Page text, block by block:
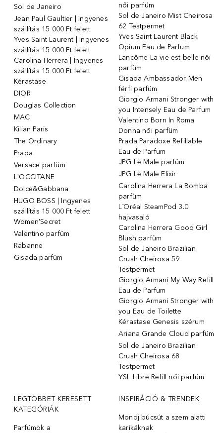
Sol de Janeiro
Jean Paul Gaultier | Ingyenes
szállítás 15 000 Ft felett
Yves Saint Laurent | Ingyenes
szállítás 15 000 Ft felett
Carolina Herrera | Ingyenes
szállítás 15 000 Ft felett
Kérastase
DIOR
Douglas Collection
MAC
Kilian Paris
The Ordinary
Prada
Versace parfüm
L'OCCITANE
Dolce&Gabbana
HUGO BOSS | Ingyenes
szállítás 15 000 Ft felett
Women'Secret
Valentino parfüm
Rabanne
Gisada parfüm
női parfüm
Sol de Janeiro Mist Cheirosa
62 Testpermet
Yves Saint Laurent Black
Opium Eau de Parfum
Lancôme La vie est belle női
parfüm
Gisada Ambassador Men
férfi parfüm
Giorgio Armani Stronger with
you Intensely Eau de Parfum
Valentino Born In Roma
Donna női parfüm
Prada Paradoxe Refillable
Eau de Parfum
JPG Le Male parfüm
JPG Le Male Elixir
Carolina Herrera La Bomba
parfüm
L´Oréal SteamPod 3.0
hajvasaló
Carolina Herrera Good Girl
Blush parfüm
Sol de Janeiro Brazilian
Crush Cheirosa 59
Testpermet
Giorgio Armani My Way Refill
Eau de Parfum
Giorgio Armani Stronger with
you Eau de Toilette
Kérastase Genesis szérum
Ariana Grande Cloud parfüm
Sol de Janeiro Brazilian
Crush Cheirosa 68
Testpermet
YSL Libre Refill női parfüm
LEGTÖBBET KERESETT
KATEGÓRIÁK
Parfümök ️a
INSPIRÁCIÓ & TRENDEK
Mondj búcsút a szem alatti
karikáknak